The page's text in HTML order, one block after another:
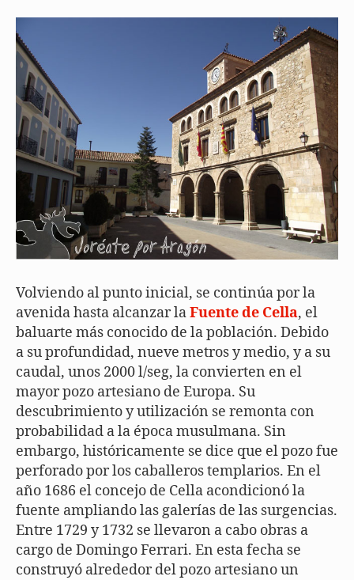
Volviendo al punto inicial, se continúa por la
avenida hasta alcanzar laFuente de Cella, el
baluarte más conocido de la población. Debido
a su profundidad, nueve metros y medio, y a su
caudal, unos 2000 l/seg, la convierten en el
mayor pozo artesiano de Europa. Su
descubrimiento y utilización se remonta con
probabilidad a la época musulmana. Sin
embargo, históricamente se dice que el pozo fue
perforado por los caballeros templarios. En el
año 1686 el concejo de Cella acondicionó la
fuente ampliando las galerías de las surgencias.
Entre 1729 y 1732 se llevaron a cabo obras a
cargo de Domingo Ferrari. En esta fecha se
construyó alrededor del pozo artesiano un